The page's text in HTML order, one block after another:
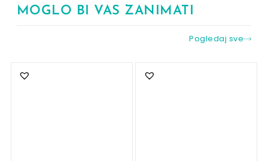
MOGLO BI VAS ZANIMATI
Pogledaj sve